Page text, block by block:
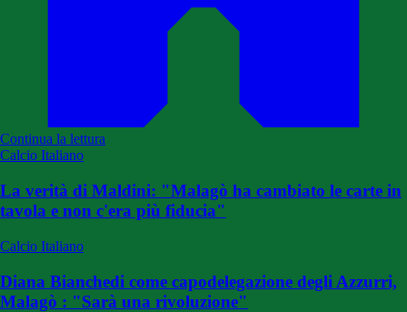
Continua la lettura
Calcio Italiano
La verità di Maldini: "Malagò ha cambiato le carte in
tavola e non c'era più fiducia"
Calcio Italiano
Diana Bianchedi come capodelegazione degli Azzurri,
Malagò : "Sarà una rivoluzione"